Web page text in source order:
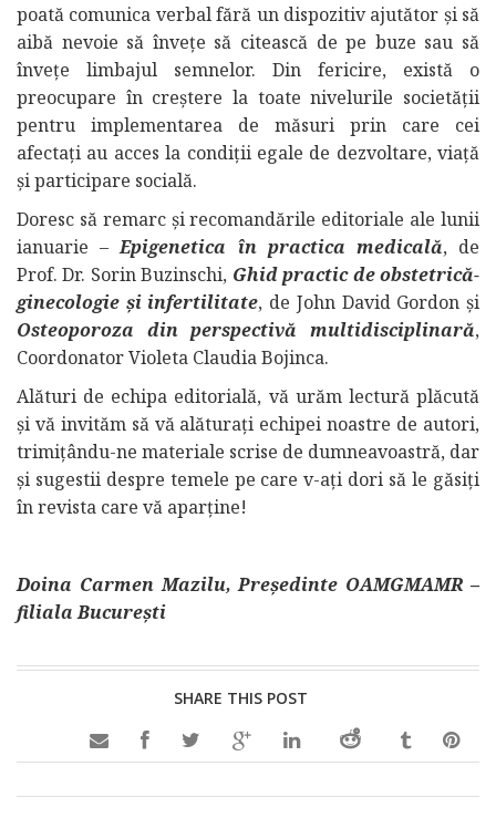
poată comunica verbal fără un dispozitiv ajutător şi să
aibă nevoie să înveţe să citească de pe buze sau să
înveţe limbajul semnelor. Din fericire, există o
preocupare în creştere la toate nivelurile societăţii
pentru implementarea de măsuri prin care cei
afectaţi au acces la condiţii egale de dezvoltare, viaţă
şi participare socială.
Doresc să remarc şi recomandările editoriale ale lunii
ianuarie –Epigenetica în practica medicală, de
Prof. Dr. Sorin Buzinschi, Ghid practic de obstetrică-
ginecologie şi infertilitate, de John David Gordon şi
Osteoporoza din perspectivă multidisciplinară,
Coordonator Violeta Claudia Bojinca.
Alături de echipa editorială, vă urăm lectură plăcută
şi vă invităm să vă alăturaţi echipei noastre de autori,
trimiţându-ne materiale scrise de dumneavoastră, dar
şi sugestii despre temele pe care v-aţi dori să le găsiţi
în revista care vă aparţine!
Doina Carmen Mazilu, Președinte OAMGMAMR –
filiala București
SHARE THIS POST
